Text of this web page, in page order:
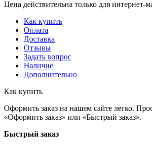
Цена действительна только для интернет-
Как купить
Оплата
Доставка
Отзывы
Задать вопрос
Наличие
Дополнительно
Как купить
Оформить заказ на нашем сайте легко.
«Оформить заказ» или «Быстрый заказ».
Быстрый заказ